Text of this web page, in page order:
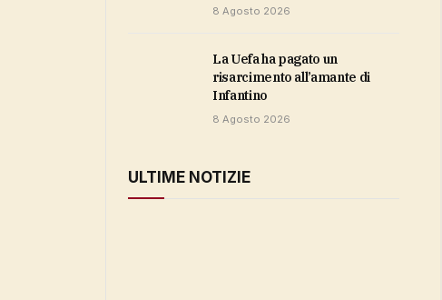
8 Agosto 2026
la Uefa ha pagato un
risarcimento all’amante di
Infantino
8 Agosto 2026
ULTIME NOTIZIE